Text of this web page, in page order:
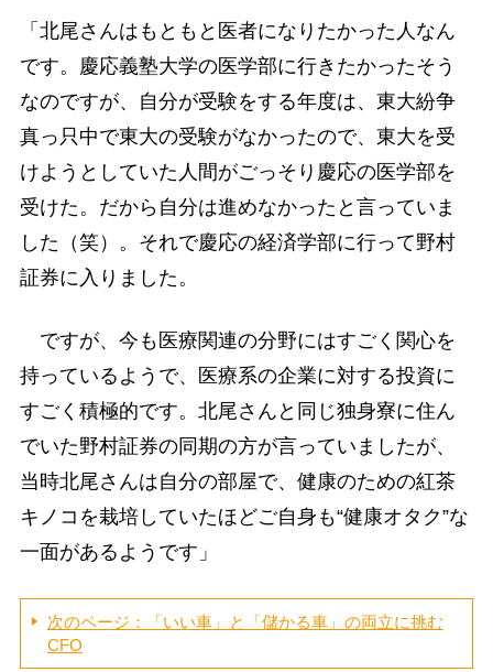
「北尾さんはもともと医者になりたかった人なん
です。慶応義塾大学の医学部に行きたかったそう
なのですが、自分が受験をする年度は、東大紛争
真っ只中で東大の受験がなかったので、東大を受
けようとしていた人間がごっそり慶応の医学部を
受けた。だから自分は進めなかったと言っていま
した（笑）。それで慶応の経済学部に行って野村
証券に入りました。
ですが、今も医療関連の分野にはすごく関心を
持っているようで、医療系の企業に対する投資に
すごく積極的です。北尾さんと同じ独身寮に住ん
でいた野村証券の同期の方が言っていましたが、
当時北尾さんは自分の部屋で、健康のための紅茶
キノコを栽培していたほどご自身も“健康オタク”な
一面があるようです」
次のページ：「いい車」と「儲かる車」の両立に挑む
CFO